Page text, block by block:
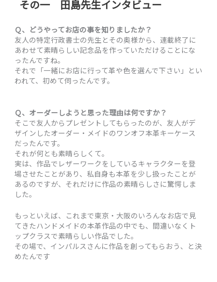
その一 田島先生インタビュー
Ｑ、どうやってお店の事を知りましたか？
友人の特定行政書士の先生とその奥様から、連載終了に
あわせて素晴らしい記念品を作っていただけることにな
ったんですね。
それで「一緒にお店に行って革や色を選んで下さい」とい
われて、初めて伺ったんです。
Ｑ、オーダーしようと思った理由は何ですか？
そこで友人からプレゼントしてもらったのが、友人がデ
ザインしたオーダー・メイドのワンオフ本革キーケース
だったんです。
それが何とも素晴らしくて。
実は、作品でレザーワークをしているキャラクターを登
場させたことがあり、私自身も本革を少し扱ったことが
あるのですが、それだけに作品の素晴らしさに驚愕しま
した。
もっといえば、これまで東京・大阪のいろんなお店で見
てきたハンドメイドの本革作品の中でも、間違いなくト
ップクラスで素晴らしい作品でした。
その場で、インパルスさんに作品を創ってもらおう、と決
めたんです